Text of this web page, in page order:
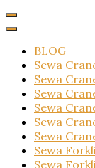
BLOG
Sewa
Sewa
Sewa
Sewa
Sewa
Sewa
Sewa
Sewa